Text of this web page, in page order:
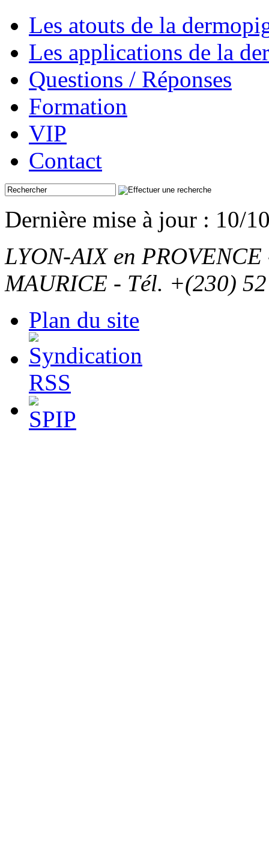
Les atouts de la
Les applications de la
Questions / Réponses
Formation
VIP
Contact
Dernière mise à jour : 10/
LYON-AIX en
MAURICE - Tél. +(230)
Plan du site